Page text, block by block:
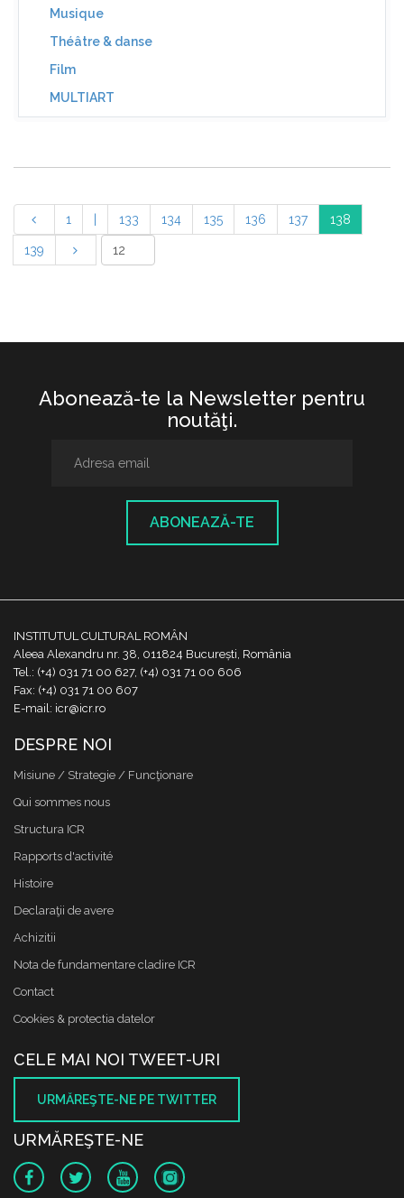
Musique
Théâtre & danse
Film
MULTIART
1 133 134 135 136 137 138
139
Abonează-te la Newsletter pentru
noutăţi.
ABONEAZĂ-TE
INSTITUTUL CULTURAL ROMÂN
Aleea Alexandru nr. 38, 011824 București, România
Tel.: (+4) 031 71 00 627, (+4) 031 71 00 606
Fax: (+4) 031 71 00 607
E-mail: icr@icr.ro
DESPRE NOI
Misiune / Strategie / Funcţionare
Qui sommes nous
Structura ICR
Rapports d'activité
Histoire
Declaraţii de avere
Achizitii
Nota de fundamentare cladire ICR
Contact
Cookies & protectia datelor
CELE MAI NOI TWEET-URI
URMĂREŞTE-NE PE TWITTER
URMĂREŞTE-NE